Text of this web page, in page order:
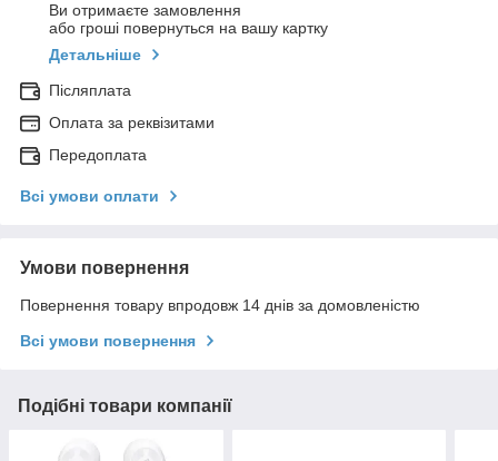
Ви отримаєте замовлення
або гроші повернуться на вашу картку
Детальніше
Післяплата
Оплата за реквізитами
Передоплата
Всі умови оплати
Умови повернення
Повернення товару впродовж 14 днів за домовленістю
Всі умови повернення
Подібні товари компанії